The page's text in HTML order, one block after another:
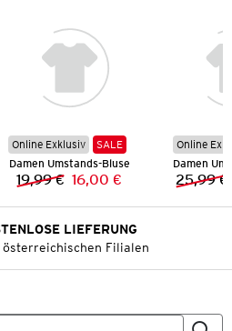
Online Exklusiv
SALE
Damen Umstands-Bluse
Vorheriger Preis:
19,99 € Neuer Preis:
16,00 €
Online
Damen
25,99 €
LIEFERUNG
Filialen